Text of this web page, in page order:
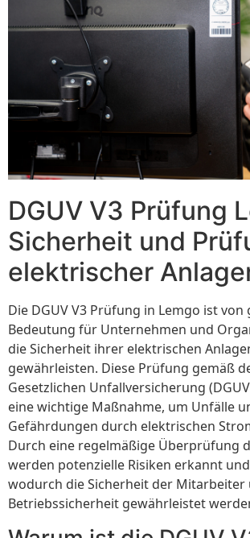
DGUV V3 Prüfung
Sicherheit und
elektrischer
Die DGUV V3 Prüfung in Lemgo ist
Bedeutung für Unternehmen und
die Sicherheit ihrer elektrischen
gewährleisten. Diese Prüfung gemäß
Gesetzlichen Unfallversicherung
eine wichtige Maßnahme, um Unfälle
Gefährdungen durch elektrischen
Durch eine regelmäßige Überprüfung
werden potenzielle Risiken erkannt
wodurch die Sicherheit der Mitarbeiter
Betriebssicherheit gewährleistet